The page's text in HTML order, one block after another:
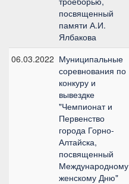
посвященный
памяти А.И.
Ялбакова
06.03.2022 Муниципальные
соревнования по
конкуру и
вывездке
"Чемпионат и
Первенство
города Горно-
Алтайска,
посвященный
Международному
женскому Дню"